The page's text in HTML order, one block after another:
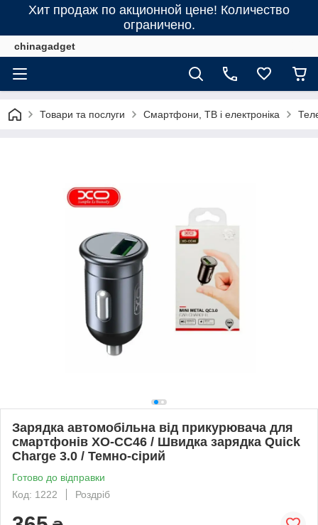
Хит продаж по акционной цене! Количество
ограничено.
chinagadget
Товари та послуги Смартфони, ТВ і електроніка
Зарядка автомобільна від прикурювача для
смартфонів XO-CC46 / Швидка зарядка Quick
Charge 3.0 / Темно-сірий
Готово до відправки
Код: 1222
Роздріб